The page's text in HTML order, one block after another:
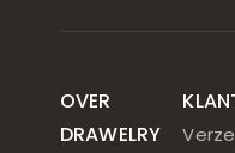
OVER
DRAWELRY